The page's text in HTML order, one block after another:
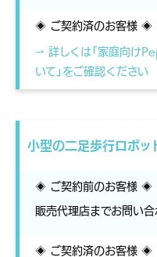
◈ ご契約済のお客様 ◈
⇀ 詳しくは「家庭向け
いて」をご確認ください
小型の二足歩行ロボ
◈ ご契約前のお客様 ◈
販売代理店までお問い合
◈ ご契約済のお客様 ◈